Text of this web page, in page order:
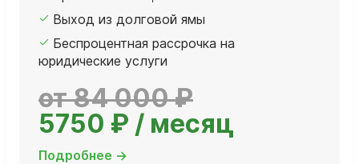
Выход из долговой ямы
Беспроцентная рассрочка на
юридические услуги
от 84 000 ₽
5750 ₽ / месяц
Подробнее →